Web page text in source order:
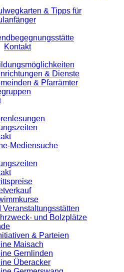
& Tipps für
Kontakt
& Dienste
& Pfarrämter
Mediensuche
Veranstaltungsstätten
und Bolzplätze
& Parteien
Maisach
Gernlinden
Überacker